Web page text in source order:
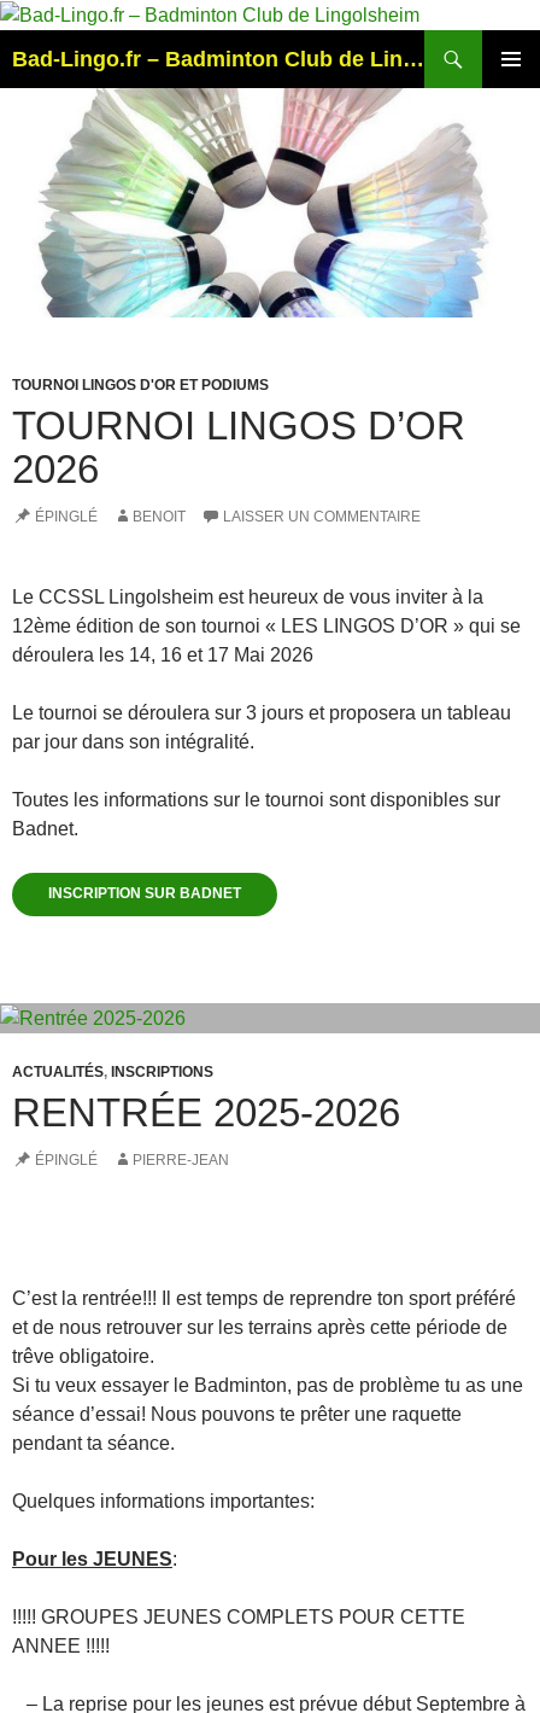
Aller
contenu
Bad-Lingo.fr – Badminton Club de Lingolsheim
ARCHIVES
ARCHIVES
TOURNOI LINGOS D'OR ET PODIUMS
TOURNOI LINGOS D’OR
2026
ÉPINGLÉ BENOIT LAISSER UN COMMENTAIRE
Le CCSSL Lingolsheim est heureux de vous inviter à la
12ème édition de son tournoi « LES LINGOS D’OR » qui se
déroulera les 14, 16 et 17 Mai 2026
Le tournoi se déroulera sur 3 jours et proposera un tableau
par jour dans son intégralité.
Toutes les informations sur le tournoi sont disponibles sur
Badnet.
INSCRIPTION SUR BADNET
ACTUALITÉS, INSCRIPTIONS
RENTRÉE 2025-2026
ÉPINGLÉ PIERRE-JEAN
C’est la rentrée!!! Il est temps de reprendre ton sport préféré
et de nous retrouver sur les terrains après cette période de
trêve obligatoire.
Si tu veux essayer le Badminton, pas de problème tu as une
séance d’essai! Nous pouvons te prêter une raquette
pendant ta séance.
Quelques informations importantes:
Pour les JEUNES:
!!!!! GROUPES JEUNES COMPLETS POUR CETTE
ANNEE !!!!!
– La reprise pour les jeunes est prévue début Septembre à